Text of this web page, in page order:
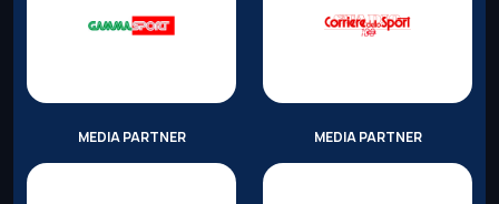
MEDIA PARTNER MEDIA PARTNER